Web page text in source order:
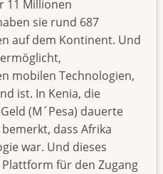
11 Millionen
sie rund 687
auf dem Kontinent. Und
mobilen Technologien,
ist. In Kenia, die
(M´Pesa) dauerte
dass Afrika
war. Und dieses
für den Zugang